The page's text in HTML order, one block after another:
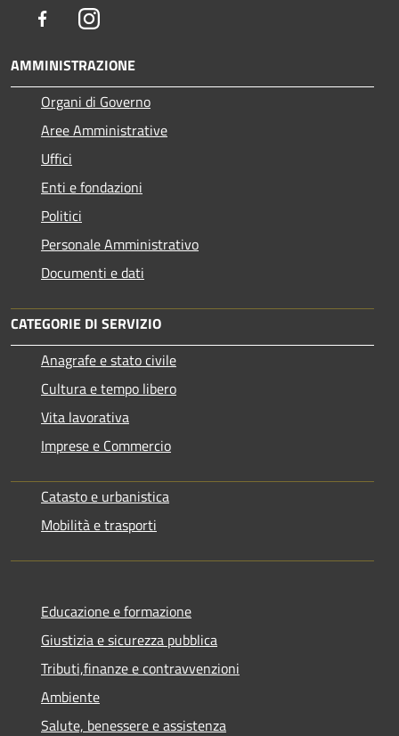
FacebookInstagram
AMMINISTRAZIONE
Organi di Governo
Aree Amministrative
Uffici
Enti e fondazioni
Politici
Personale Amministrativo
Documenti e dati
CATEGORIE DI SERVIZIO
Anagrafe e stato civile
Cultura e tempo libero
Vita lavorativa
Imprese e Commercio
Catasto e urbanistica
Mobilità e trasporti
Educazione e formazione
Giustizia e sicurezza pubblica
Tributi,finanze e contravvenzioni
Ambiente
Salute, benessere e assistenza